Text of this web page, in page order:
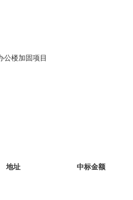
公楼加固项目
地址 中标金额